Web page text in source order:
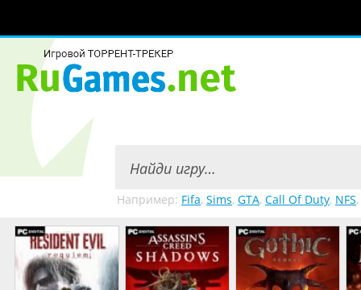
Например: Fifa, Sims, GTA, Call Of Duty, NFS,